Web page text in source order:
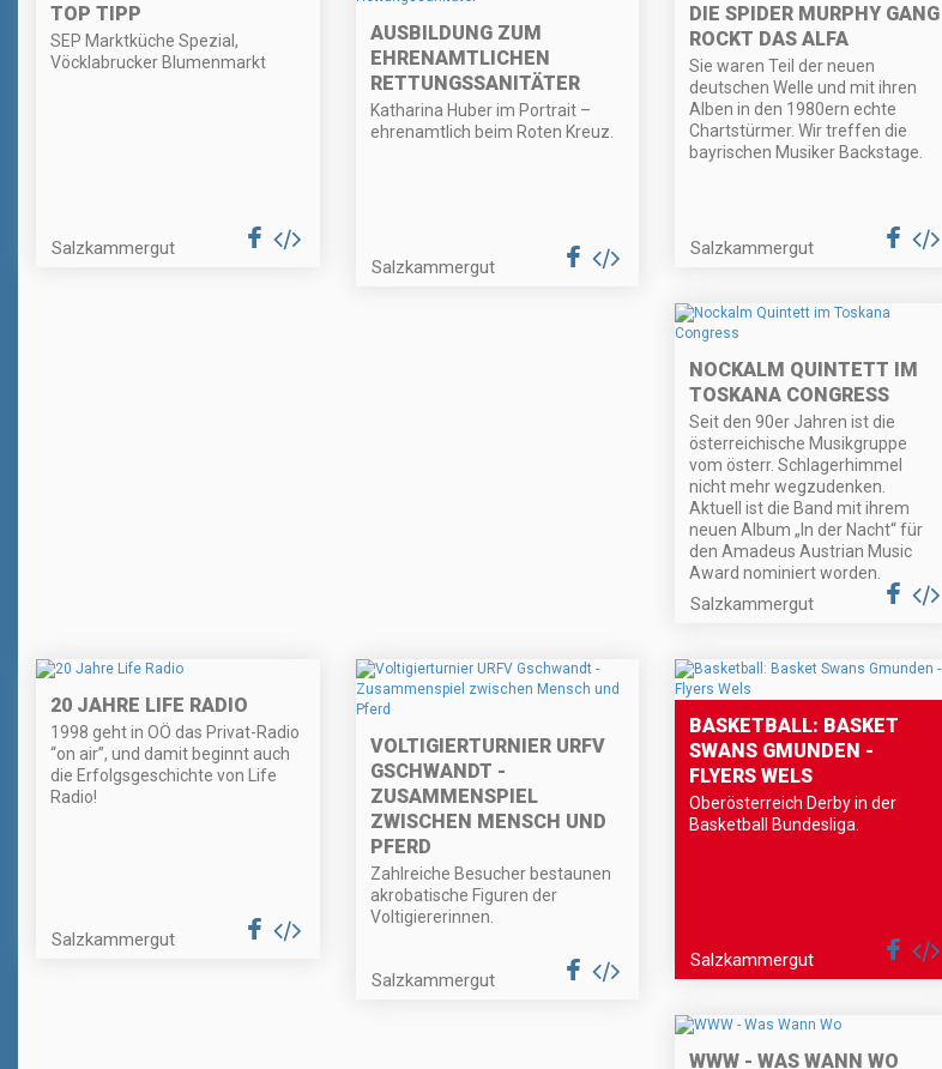
TOP TIPP
SEP Marktküche Spezial,
Vöcklabrucker Blumenmarkt
Salzkammergut
AUSBILDUNG ZUM
EHRENAMTLICHEN
RETTUNGSSANITÄTER
Katharina Huber im Portrait –
ehrenamtlich beim Roten Kreuz.
Salzkammergut
DIE SPIDER MURPHY GANG
ROCKT DAS ALFA
Sie waren Teil der neuen
deutschen Welle und mit ihren
Alben in den 1980ern echte
Chartstürmer. Wir treffen die
bayrischen Musiker Backstage.
Salzkammergut
NOCKALM QUINTETT IM
TOSKANA CONGRESS
Seit den 90er Jahren ist die
österreichische Musikgruppe
vom österr. Schlagerhimmel
nicht mehr wegzudenken.
Aktuell ist die Band mit ihrem
neuen Album „In der Nacht“ für
den Amadeus Austrian Music
Award nominiert worden.
Salzkammergut
20 JAHRE LIFE RADIO
1998 geht in OÖ das Privat-Radio
“on air”, und damit beginnt auch
die Erfolgsgeschichte von Life
Radio!
Salzkammergut
VOLTIGIERTURNIER URFV
GSCHWANDT -
ZUSAMMENSPIEL
ZWISCHEN MENSCH UND
PFERD
Zahlreiche Besucher bestaunen
akrobatische Figuren der
Voltigiererinnen.
Salzkammergut
BASKETBALL: BASKET
SWANS GMUNDEN -
FLYERS WELS
Oberösterreich Derby in der
Basketball Bundesliga.
Salzkammergut
WWW - WAS WANN WO